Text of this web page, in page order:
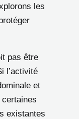
les
pas être
l’activité
et
existantes